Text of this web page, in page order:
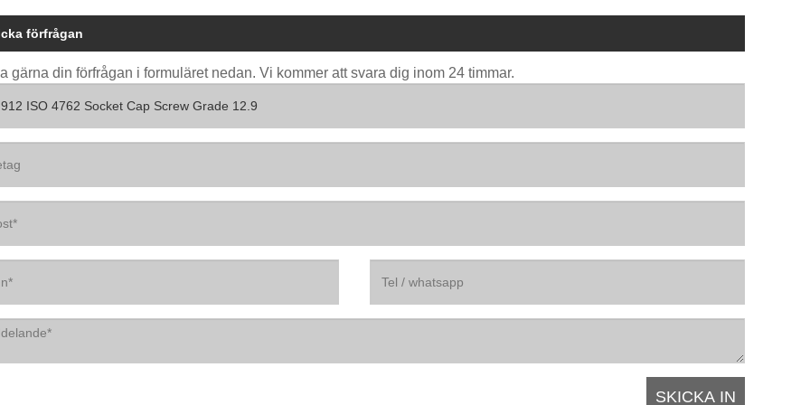
förfrågan
gärna din förfrågan i formuläret nedan. Vi kommer att svara dig inom 24 timmar.